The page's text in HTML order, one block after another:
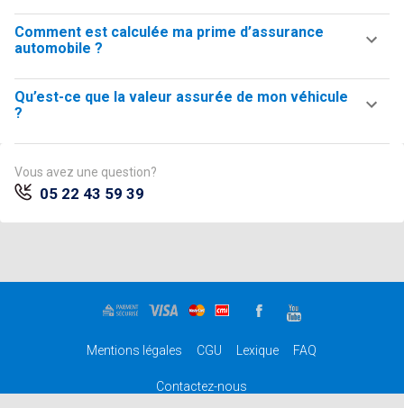
Comment est calculée ma prime d’assurance
automobile ?
Qu’est-ce que la valeur assurée de mon véhicule
?
Vous avez une question?
05 22 43 59 39
Mentions légales CGU Lexique FAQ
Contactez-nous